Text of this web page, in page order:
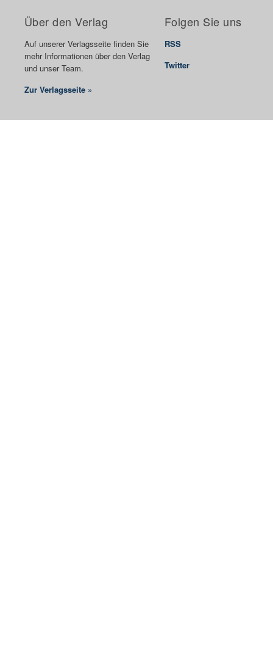
Über den Verlag
Auf unserer Verlagsseite finden Sie
mehr Informationen über den Verlag
und unser Team.
Zur Verlagsseite »
Folgen Sie uns
RSS
Twitter